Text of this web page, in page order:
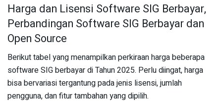
Harga dan Lisensi Software SIG Berbayar,
Perbandingan Software SIG Berbayar dan
Open Source
Berikut tabel yang menampilkan perkiraan harga beberapa
software SIG berbayar di Tahun 2025. Perlu diingat, harga
bisa bervariasi tergantung pada jenis lisensi, jumlah
pengguna, dan fitur tambahan yang dipilih.